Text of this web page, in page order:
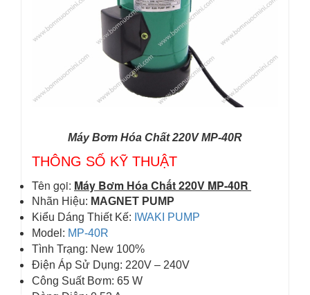
Máy Bơm Hóa Chất 220V MP-40R
THÔNG SỐ KỸ THUẬT
Tên gọi: Máy Bơm Hóa Chất 220V MP-40R
Nhãn Hiệu: MAGNET PUMP
Kiểu Dáng Thiết Kế: IWAKI PUMP
Model: MP-40R
Tình Trạng: New 100%
Điện Áp Sử Dụng: 220V – 240V
Công Suất Bơm: 65 W